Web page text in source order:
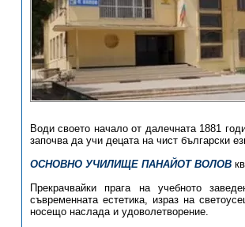
Води своето начало от далечната 1881
започва да учи децата на чист български
ОСНОВНО УЧИЛИЩЕ ПАНАЙОТ ВОЛОВ
Прекрачвайки прага на учебното
съвременната естетика, израз на
носещо наслада и удоволетворение.